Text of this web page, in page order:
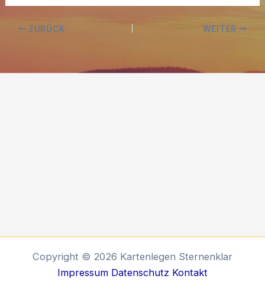
ZURÜCK WEITER
Copyright © 2026 Kartenlegen Sternenklar
Impressum Datenschutz Kontakt